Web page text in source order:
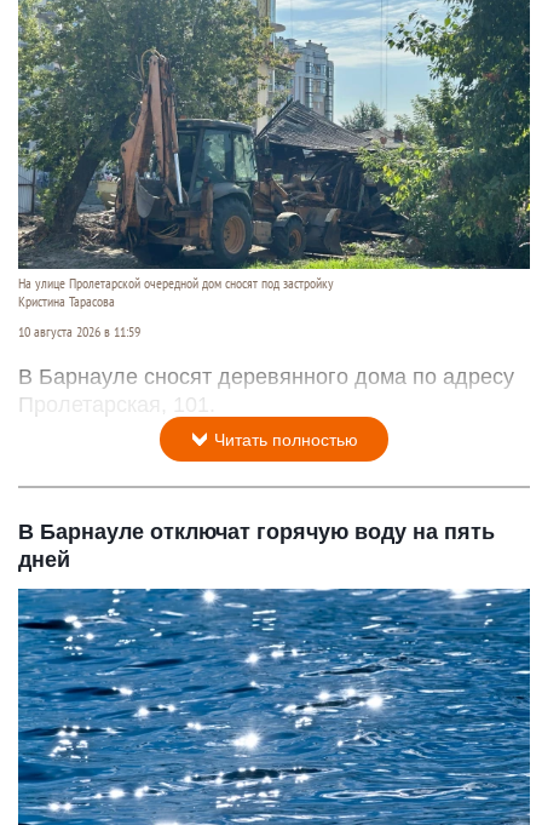
На улице Пролетарской очередной дом сносят под застройку
Кристина Тарасова
10 августа 2026 в 11:59
В Барнауле сносят деревянного дома по адресу
Пролетарская, 101.
Читать полностью
В Барнауле отключат горячую воду на пять
дней